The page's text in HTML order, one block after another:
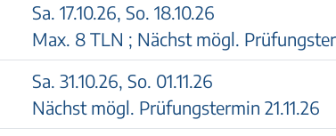
Sa. 17.10.26, So. 18.10.26
Max. 8 TLN ; Nächst mögl.
Sa. 31.10.26, So. 01.11.26
Nächst mögl. Prüfungstermin 21.11.26